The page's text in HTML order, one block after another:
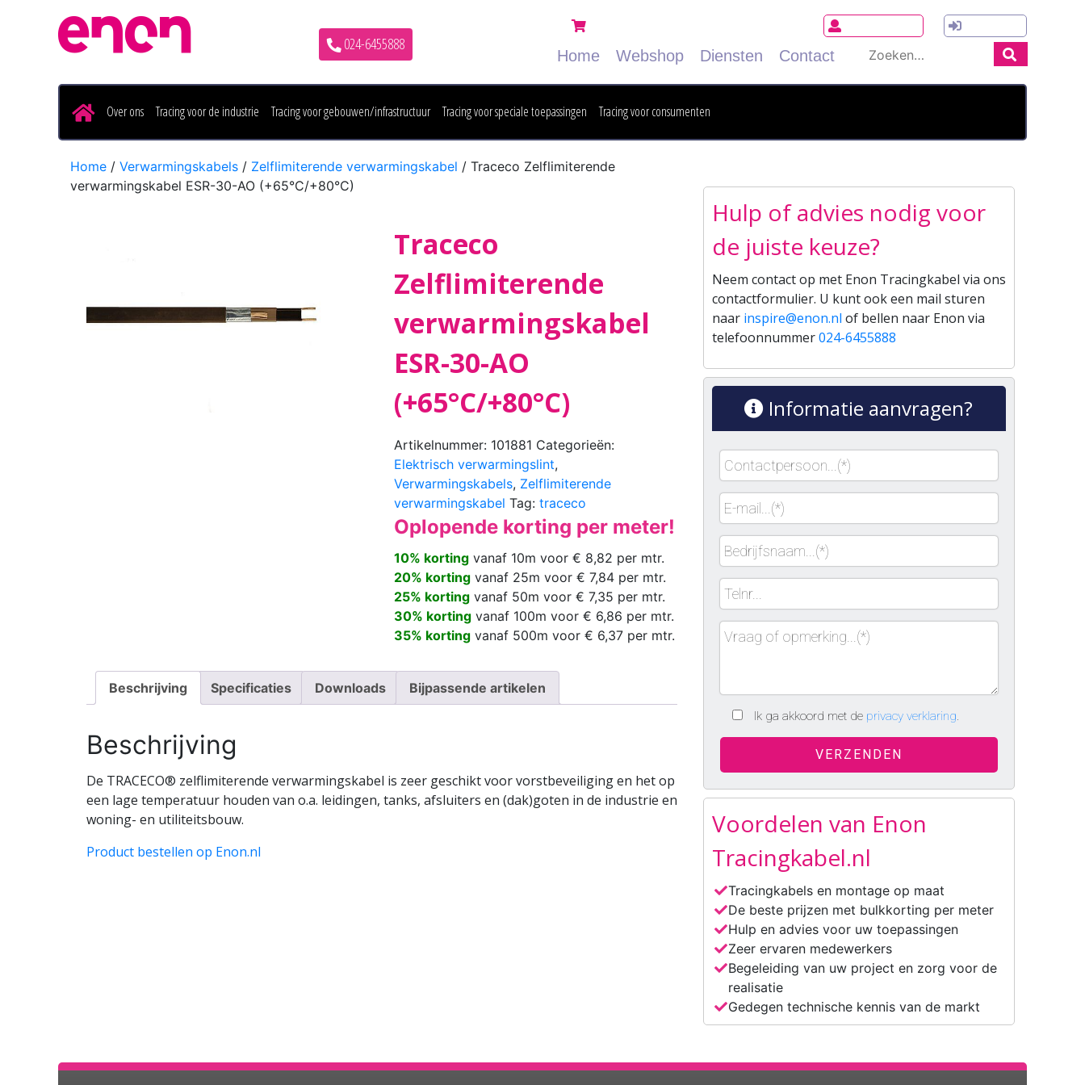
024-6455888
Home Webshop Diensten Contact
Search
Over ons Tracing voor de industrie Tracing voor gebouwen/infrastructuur Tracing voor speciale toepassingen Tracing voor consumenten
Home / Verwarmingskabels / Zelflimiterende verwarmingskabel / Traceco Zelflimiterende
verwarmingskabel ESR-30-AO (+65°C/+80°C)
Traceco
Zelflimiterende
verwarmingskabel
ESR-30-AO
(+65°C/+80°C)
Artikelnummer: 101881 Categorieën:
Elektrisch verwarmingslint,
Verwarmingskabels, Zelflimiterende
verwarmingskabel Tag: traceco
Oplopende korting per meter!
10% kortingvanaf 10m voor € 8,82 per mtr.
20% kortingvanaf 25m voor € 7,84 per mtr.
25% kortingvanaf 50m voor € 7,35 per mtr.
30% kortingvanaf 100m voor € 6,86 per mtr.
35% kortingvanaf 500m voor € 6,37 per mtr.
Beschrijving Specificaties Downloads Bijpassende artikelen
Beschrijving
De TRACECO® zelflimiterende verwarmingskabel is zeer geschikt voor vorstbeveiliging en het op
een lage temperatuur houden van o.a. leidingen, tanks, afsluiters en (dak)goten in de industrie en
woning- en utiliteitsbouw.
Product bestellen op Enon.nl
Hulp of advies nodig voor
de juiste keuze?
Neem contact op met Enon Tracingkabel via ons
contactformulier. U kunt ook een mail sturen
naar inspire@enon.nl of bellen naar Enon via
telefoonnummer024-6455888
Informatie aanvragen?
Ik ga akkoord met de privacy verklaring.
Voordelen van Enon
Tracingkabel.nl
Tracingkabels en montage op maat
De beste prijzen met bulkkorting per meter
Hulp en advies voor uw toepassingen
Zeer ervaren medewerkers
Begeleiding van uw project en zorg voor de
realisatie
Gedegen technische kennis van de markt